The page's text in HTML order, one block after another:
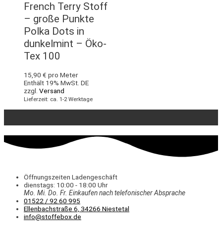
French Terry Stoff
– große Punkte
Polka Dots in
dunkelmint – Öko-
Tex 100
15,90 € pro Meter
Enthält 19% MwSt. DE
zzgl. Versand
Lieferzeit: ca. 1-2 Werktage
Öffnungszeiten Ladengeschäft
dienstags: 10:00 - 18:00 Uhr
Mo. Mi. Do. Fr. Einkaufennach telefonischer Absprache
01522 / 92 60 995
Ellenbachstraße 6, 34266 Niestetal
info@stoffebox.de